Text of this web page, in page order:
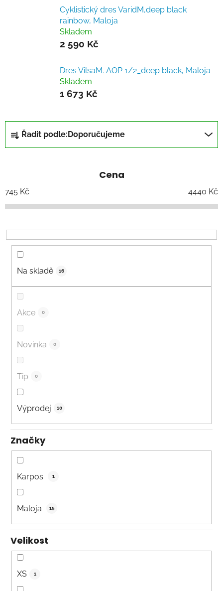
Cyklistický dres VaridM,deep black
rainbow, Maloja
Skladem
2 590 Kč
Dres VilsaM. AOP 1/2_deep black, Maloja
Skladem
1 673 Kč
Ř
a
z
í
p
o
d
Řadit podle: Doporučujeme
Cena
745 Kč 4440 Kč
Na skladě 16
Akce 0
Novinka 0
Tip 0
Výprodej 10
Značky
Karpos 1
Maloja 15
Velikost
XS 1